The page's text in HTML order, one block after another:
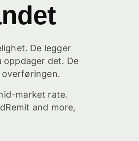
De legger
oppdager det. De
overføringen.
market rate.
and more,